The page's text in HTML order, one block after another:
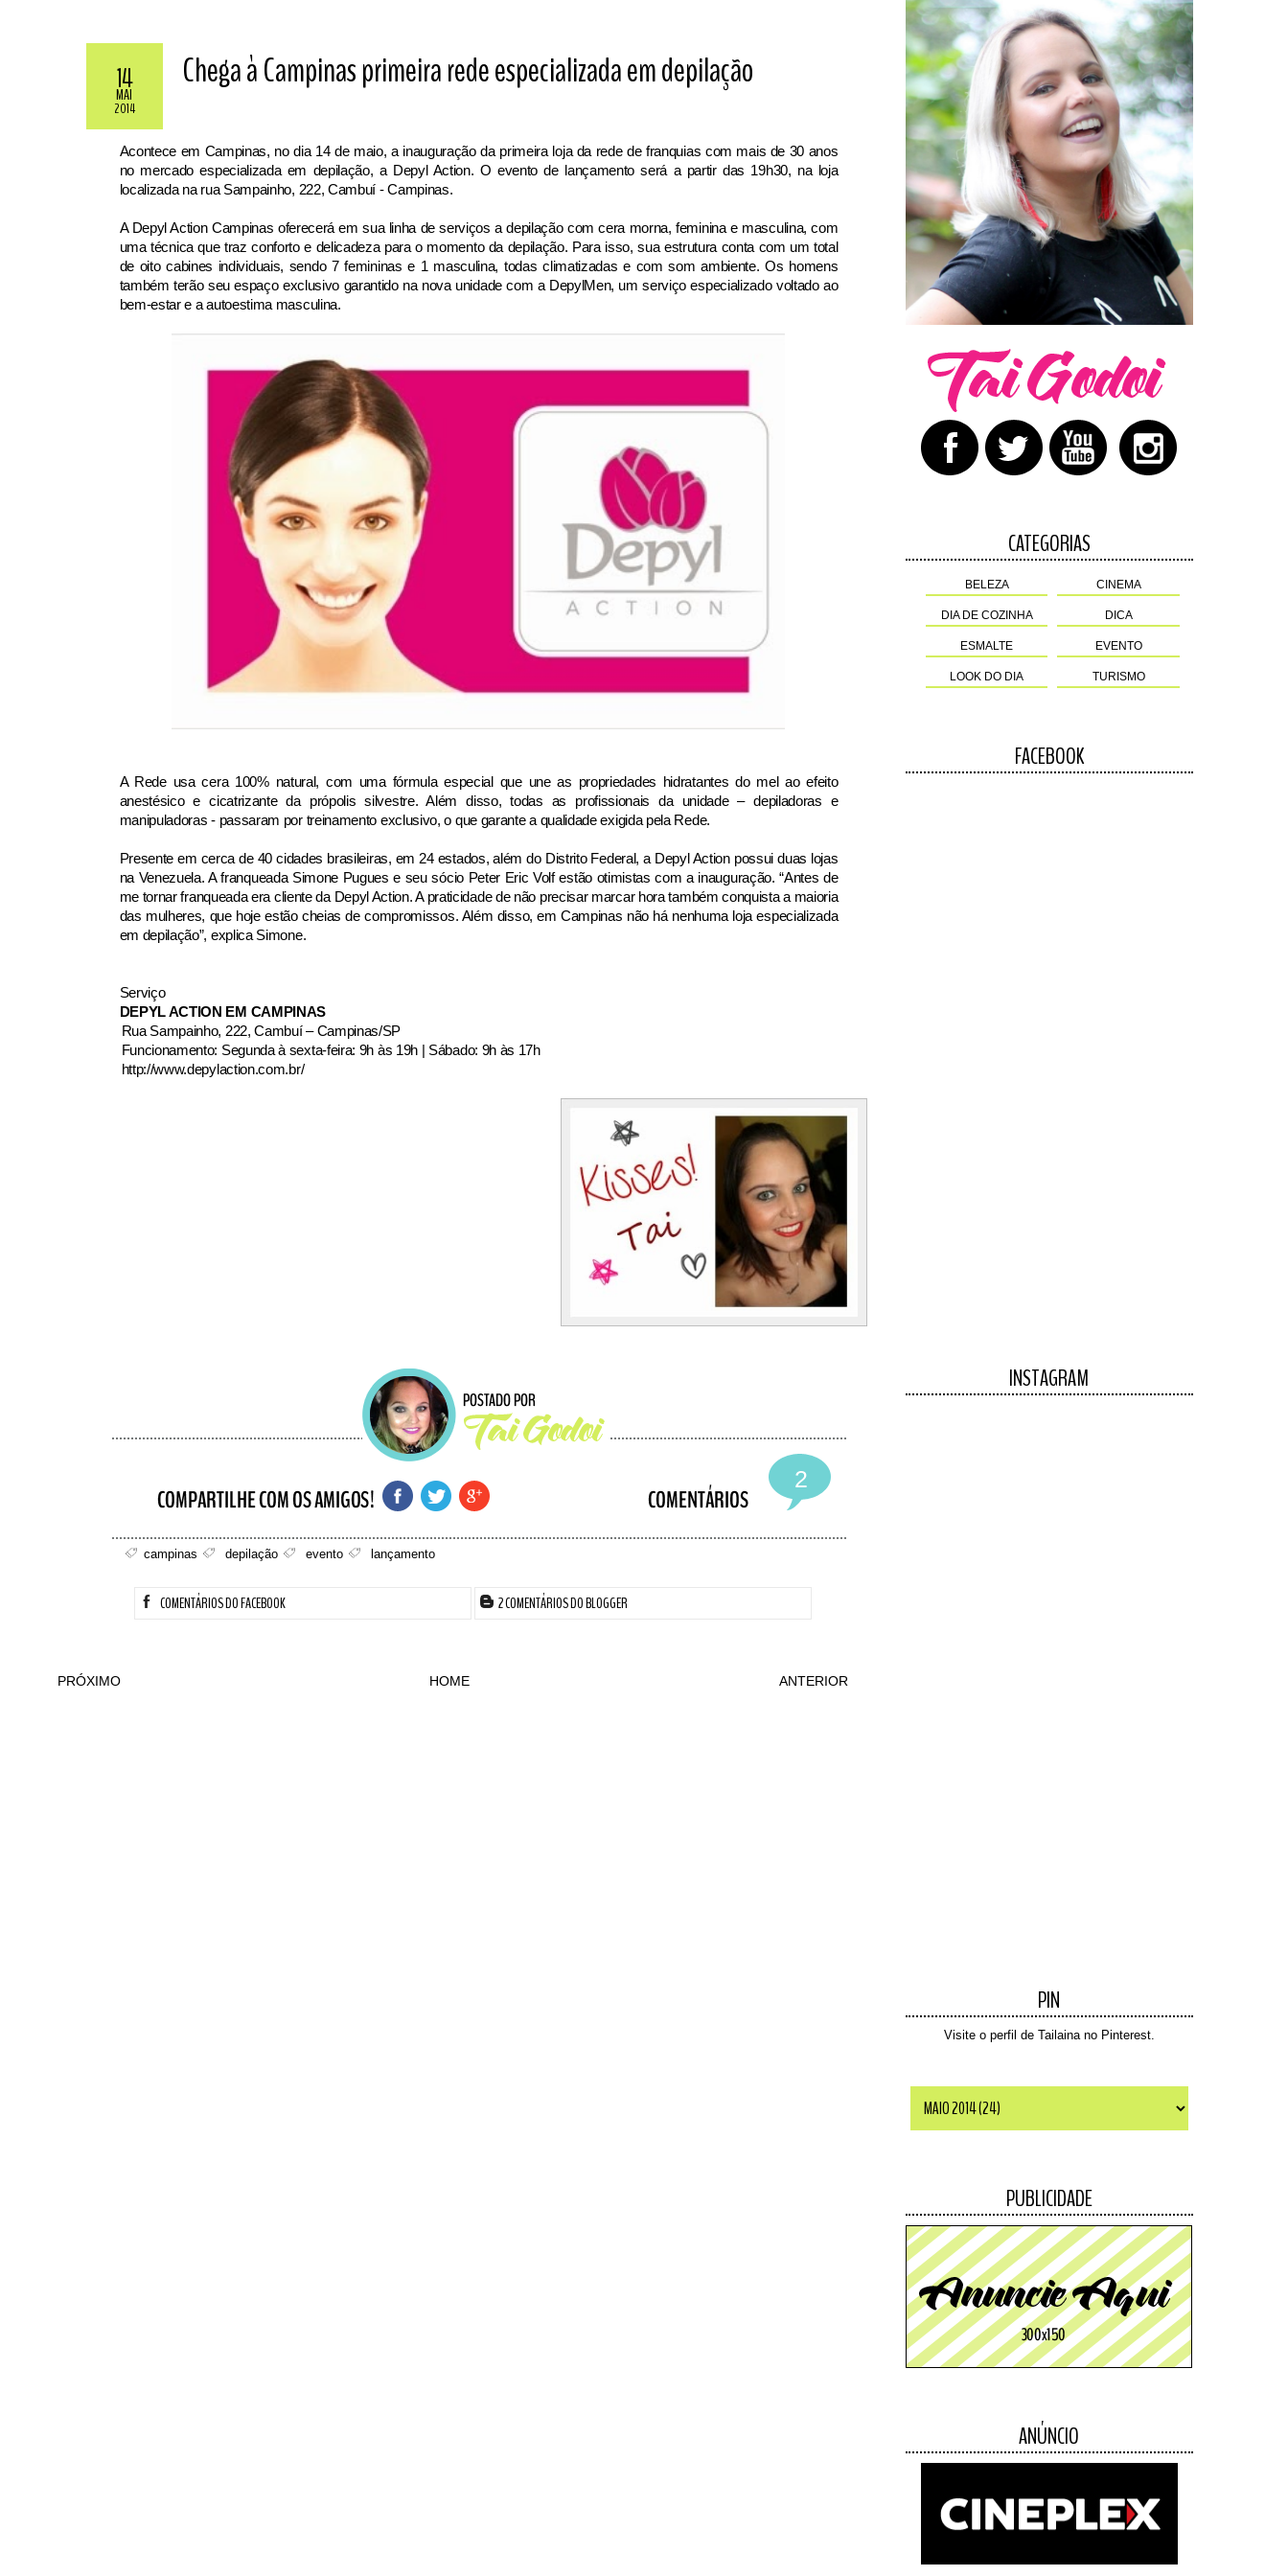
14
MAI
2014
Chega à Campinas primeira rede especializada em depilação
Acontece em Campinas, no dia 14 de maio, a inauguração da primeira loja da rede de franquias com mais de 30 anos
no mercado especializada em depilação, a Depyl Action. O evento de lançamento será a partir das 19h30, na loja
localizada na rua Sampainho, 222, Cambuí - Campinas.
A Depyl Action Campinas oferecerá em sua linha de serviços a depilação com cera morna, feminina e masculina, com
uma técnica que traz conforto e delicadeza para o momento da depilação. Para isso, sua estrutura conta com um total
de oito cabines individuais, sendo 7 femininas e 1 masculina, todas climatizadas e com som ambiente. Os homens
também terão seu espaço exclusivo garantido na nova unidade com a DepylMen, um serviço especializado voltado ao
bem-estar e a autoestima masculina.
A Rede usa cera 100% natural, com uma fórmula especial que une as propriedades hidratantes do mel ao efeito
anestésico e cicatrizante da própolis silvestre. Além disso, todas as profissionais da unidade – depiladoras e
manipuladoras - passaram por treinamento exclusivo, o que garante a qualidade exigida pela Rede.
Presente em cerca de 40 cidades brasileiras, em 24 estados, além do Distrito Federal, a Depyl Action possui duas lojas
na Venezuela. A franqueada Simone Pugues e seu sócio Peter Eric Volf estão otimistas com a inauguração. “Antes de
me tornar franqueada era cliente da Depyl Action. A praticidade de não precisar marcar hora também conquista a maioria
das mulheres, que hoje estão cheias de compromissos. Além disso, em Campinas não há nenhuma loja especializada
em depilação”, explica Simone.
Serviço
DEPYL ACTION EM CAMPINAS
Rua Sampainho, 222, Cambuí – Campinas/SP
Funcionamento: Segunda à sexta-feira: 9h às 19h | Sábado: 9h às 17h
http://www.depylaction.com.br/
2
campinas depilação evento lançamento
COMENTÁRIOS DO FACEBOOK 2 COMENTÁRIOS DO BLOGGER
PRÓXIMO HOME ANTERIOR
CATEGORIAS
BELEZA CINEMA
DIA DE COZINHA DICA
ESMALTE EVENTO
LOOK DO DIA TURISMO
FACEBOOK
INSTAGRAM
PIN
Visite o perfil de Tailaina no Pinterest.
PUBLICIDADE
ANÚNCIO